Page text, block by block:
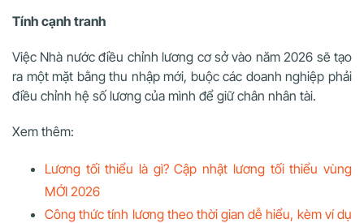
Tính cạnh tranh
Việc Nhà nước điều chỉnh lương cơ sở vào năm 2026 sẽ tạo
ra một mặt bằng thu nhập mới, buộc các doanh nghiệp phải
điều chỉnh hệ số lương của mình để giữ chân nhân tài.
Xem thêm:
Lương tối thiểu là gì? Cập nhật lương tối thiểu vùng
MỚI 2026
Công thức tính lương theo thời gian dễ hiểu, kèm ví dụ